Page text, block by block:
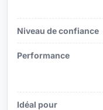
Niveau de confiance
Performance
Idéal pour